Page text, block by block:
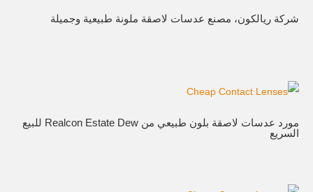
شركة ريالكون، مصنع عدسات لاصقة ملونة طبيعية وجميلة
مورد عدسات لاصقة بلون طبيعي من Realcon Estate Dew للبيع
السريع